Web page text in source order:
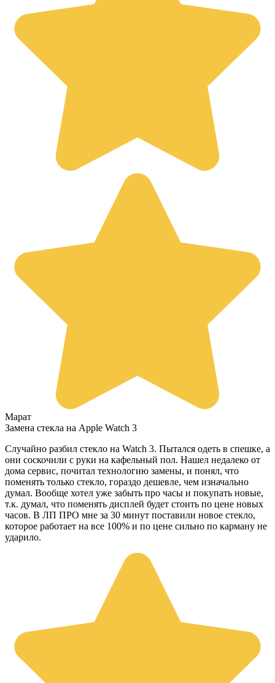
Марат
Замена стекла на Apple Watch 3
Случайно разбил стекло на Watch 3. Пытался одеть в спешке, а
они соскочили с руки на кафельный пол. Нашел недалеко от
дома сервис, почитал технологию замены, и понял, что
поменять только стекло, гораздо дешевле, чем изначально
думал. Вообще хотел уже забыть про часы и покупать новые,
т.к. думал, что поменять дисплей будет стоить по цене новых
часов. В ЛП ПРО мне за 30 минут поставили новое стекло,
которое работает на все 100% и по цене сильно по карману не
ударило.